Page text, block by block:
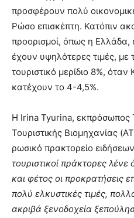
προσφέρουν πολύ
Ρώσο επισκέπτη. Κατόπιν
προορισμοί, όπως η Ελλάδα,
έχουν υψηλότερες τιμές, με
τουριστικό μερίδιο 8%,
κατέχουν το 4-4,5%.
Η Irina Tyurina, εκπρόσωπος
Τουριστικής Βιομηχανίας
ρωσικό πρακτορείο
τουριστικοί πράκτορες
και φέτος οι προκρατήσεις
πολύ ελκυστικές τιμές,
ακριβά ξενοδοχεία